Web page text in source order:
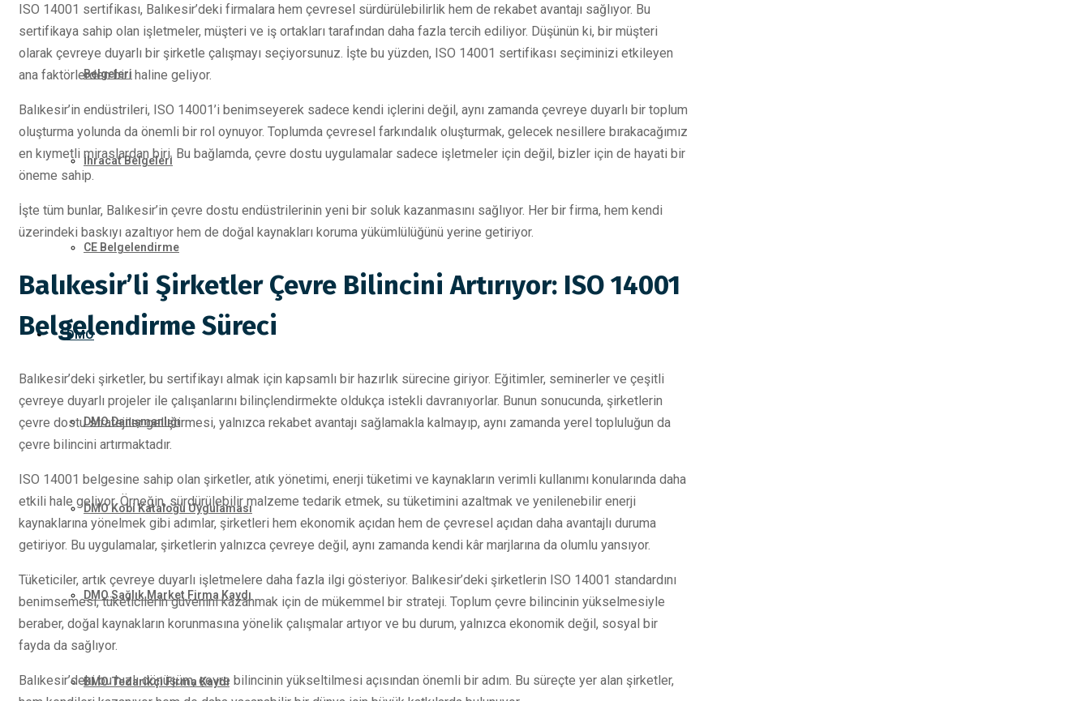
Belgeleri
İhracat Belgeleri
CE Belgelendirme
DMO
DMO Danışmanlığı
DMO Kobi Kataloğu Uygulaması
DMO Sağlık Market Firma Kaydı
DMO Tedarikçi Firma Kaydı
ISO 14001 sertifikası, Balıkesir’deki firmalara hem çevresel sürdürülebilirlik hem de rekabet avantajı sağlıyor. Bu
sertifikaya sahip olan işletmeler, müşteri ve iş ortakları tarafından daha fazla tercih ediliyor. Düşünün ki, bir müşteri
olarak çevreye duyarlı bir şirketle çalışmayı seçiyorsunuz. İşte bu yüzden, ISO 14001 sertifikası seçiminizi etkileyen
ana faktörlerden biri haline geliyor.
Balıkesir’in endüstrileri, ISO 14001’i benimseyerek sadece kendi içlerini değil, aynı zamanda çevreye duyarlı bir toplum
oluşturma yolunda da önemli bir rol oynuyor. Toplumda çevresel farkındalık oluşturmak, gelecek nesillere bırakacağımız
en kıymetli miraslardan biri. Bu bağlamda, çevre dostu uygulamalar sadece işletmeler için değil, bizler için de hayati bir
öneme sahip.
İşte tüm bunlar, Balıkesir’in çevre dostu endüstrilerinin yeni bir soluk kazanmasını sağlıyor. Her bir firma, hem kendi
üzerindeki baskıyı azaltıyor hem de doğal kaynakları koruma yükümlülüğünü yerine getiriyor.
Balıkesir’li Şirketler Çevre Bilincini Artırıyor: ISO 14001
Belgelendirme Süreci
Balıkesir’deki şirketler, bu sertifikayı almak için kapsamlı bir hazırlık sürecine giriyor. Eğitimler, seminerler ve çeşitli
çevreye duyarlı projeler ile çalışanlarını bilinçlendirmekte oldukça istekli davranıyorlar. Bunun sonucunda, şirketlerin
çevre dostu stratejiler geliştirmesi, yalnızca rekabet avantajı sağlamakla kalmayıp, aynı zamanda yerel topluluğun da
çevre bilincini artırmaktadır.
ISO 14001 belgesine sahip olan şirketler, atık yönetimi, enerji tüketimi ve kaynakların verimli kullanımı konularında daha
etkili hale geliyor. Örneğin, sürdürülebilir malzeme tedarik etmek, su tüketimini azaltmak ve yenilenebilir enerji
kaynaklarına yönelmek gibi adımlar, şirketleri hem ekonomik açıdan hem de çevresel açıdan daha avantajlı duruma
getiriyor. Bu uygulamalar, şirketlerin yalnızca çevreye değil, aynı zamanda kendi kâr marjlarına da olumlu yansıyor.
Tüketiciler, artık çevreye duyarlı işletmelere daha fazla ilgi gösteriyor. Balıkesir’deki şirketlerin ISO 14001 standardını
benimsemesi, tüketicilerin güvenini kazanmak için de mükemmel bir strateji. Toplum çevre bilincinin yükselmesiyle
beraber, doğal kaynakların korunmasına yönelik çalışmalar artıyor ve bu durum, yalnızca ekonomik değil, sosyal bir
fayda da sağlıyor.
Balıkesir’deki bu hızlı dönüşüm, çevre bilincinin yükseltilmesi açısından önemli bir adım. Bu süreçte yer alan şirketler,